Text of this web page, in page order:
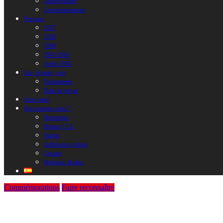
Commémorations
Parcours
1937
1939
1940
1941-1945
Après 1945
Lire, écouter, voir
Évènements
Dans la presse
Liens amis
Qui sommes nous ?
Historique
Bureau / CA
Statuts
Adhésions et dons
Contact
Mentions légales
Commémorations Faire reconnaître